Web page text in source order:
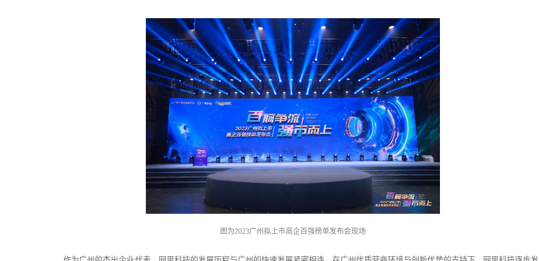
图为2023广州拟上市高企百强榜单发布会现场